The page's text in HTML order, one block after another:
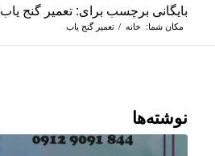
بایگانی برچسب برای: تعمیر گنج یاب
مکان شما: خانه / تعمیر گنج یاب
نوشته‌ها